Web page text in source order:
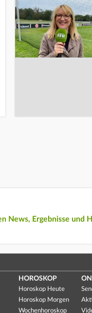
Ergebnisse und
HOROSKOP
Horoskop Heute
Horoskop Morgen
Wochenhoroskop